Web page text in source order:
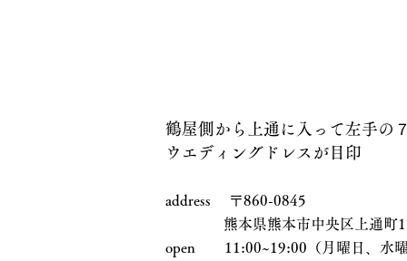
鶴屋側から上通に入って左手の
ウエディングドレスが目印
address 〒860-0845
熊本県熊本市中央区上通町1-
open 11:00~19:00（月曜日、水